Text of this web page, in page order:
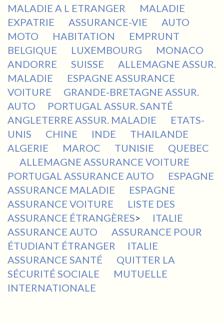
MALADIE A L ETRANGER
MALADIE
EXPATRIE
ASSURANCE-VIE
AUTO
MOTO
HABITATION
EMPRUNT
BELGIQUE
LUXEMBOURG
MONACO
ANDORRE
SUISSE
ALLEMAGNE ASSUR.
MALADIE
ESPAGNE ASSURANCE
VOITURE
GRANDE-BRETAGNE ASSUR.
AUTO
PORTUGAL ASSUR. SANTÉ
ANGLETERRE ASSUR. MALADIE
ETATS-
UNIS
CHINE INDE
THAILANDE
ALGERIE
MAROC TUNISIE
QUEBEC
ALLEMAGNE ASSURANCE VOITURE
PORTUGAL ASSURANCE AUTO
ESPAGNE
ASSURANCE MALADIE
ESPAGNE
ASSURANCE VOITURE
LISTE DES
ASSURANCE ÉTRANGÈRES> ITALIE
ASSURANCE AUTO
ASSURANCE POUR
ÉTUDIANT ÉTRANGER
ITALIE
ASSURANCE SANTÉ
QUITTER LA
SÉCURITÉ SOCIALE
MUTUELLE
INTERNATIONALE